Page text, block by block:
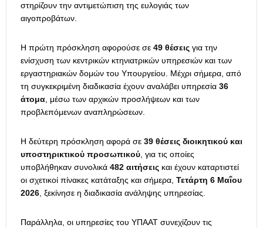
στηρίζουν την αντιμετώπιση της ευλογιάς των
αιγοπροβάτων.
Η πρώτη πρόσκληση αφορούσε σε 49 θέσεις για την
ενίσχυση των κεντρικών κτηνιατρικών υπηρεσιών και των
εργαστηριακών δομών του Υπουργείου. Μέχρι σήμερα, από
τη συγκεκριμένη διαδικασία έχουν αναλάβει υπηρεσία 36
άτομα, μέσω των αρχικών προσλήψεων και των
προβλεπόμενων αναπληρώσεων.
Η δεύτερη πρόσκληση αφορά σε 39 θέσεις διοικητικού και
υποστηρικτικού προσωπικού, για τις οποίες
υποβλήθηκαν συνολικά 482 αιτήσεις και έχουν καταρτιστεί
οι σχετικοί πίνακες κατάταξης και σήμερα, Τετάρτη 6 Μαΐου
2026, ξεκίνησε η διαδικασία ανάληψης υπηρεσίας.
Παράλληλα, οι υπηρεσίες του ΥΠΑΑΤ συνεχίζουν τις